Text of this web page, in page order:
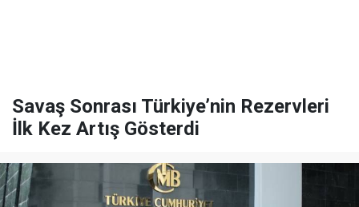
Savaş Sonrası Türkiye’nin Rezervleri
İlk Kez Artış Gösterdi